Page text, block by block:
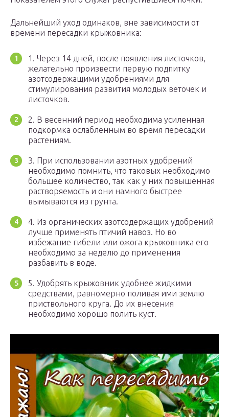
Дальнейший уход одинаков, вне зависимости от
времени пересадки крыжовника:
1. Через 14 дней, после появления листочков,
желательно произвести первую подпитку
азотсодержащими удобрениями для
стимулирования развития молодых веточек и
листочков.
2. В весенний период необходима усиленная
подкормка ослабленным во время пересадки
растениям.
3. При использовании азотных удобрений
необходимо помнить, что таковых необходимо
большее количество, так как у них повышенная
растворяемость и они намного быстрее
вымываются из грунта.
4. Из органических азотсодержащих удобрений
лучше применять птичий навоз. Но во
избежание гибели или ожога крыжовника его
необходимо за неделю до применения
разбавить в воде.
5. Удобрять крыжовник удобнее жидкими
средствами, равномерно поливая ими землю
приствольного круга. До их внесения
необходимо хорошо полить куст.